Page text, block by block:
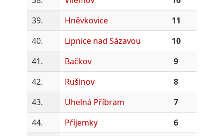
39.
Hněvkovice
11
40.
Lipnice nad Sázavou
10
41.
Bačkov
9
42.
Rušinov
8
43.
Uhelná Příbram
7
44.
Příjemky
6